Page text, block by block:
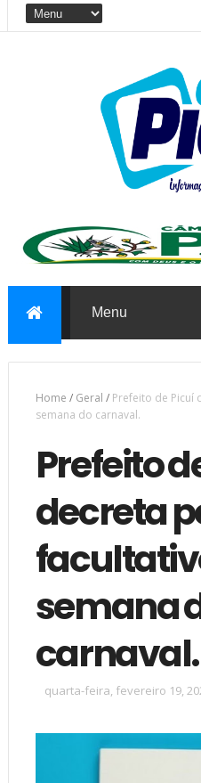
Home / Geral / Prefeito de Picuí
semana do carnaval.
Prefeito
decreta
semana
carnaval.
quarta-feira, fevereiro 19,